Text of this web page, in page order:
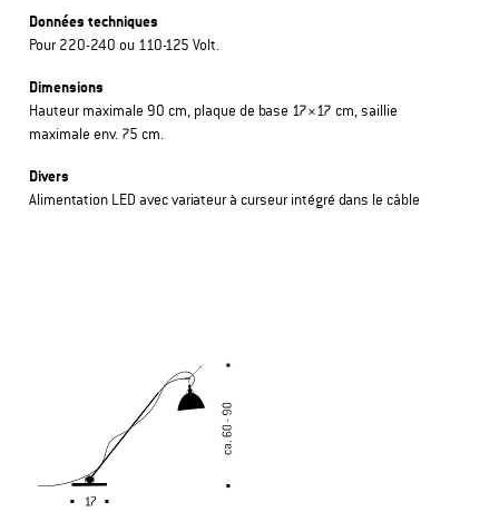
Données techniques
Pour 220-240 ou 110-125 Volt.
Dimensions
Hauteur maximale 90 cm, plaque de base 17×17 cm, saillie
maximale env. 75 cm.
Divers
Alimentation LED avec variateur à curseur intégré dans le câble